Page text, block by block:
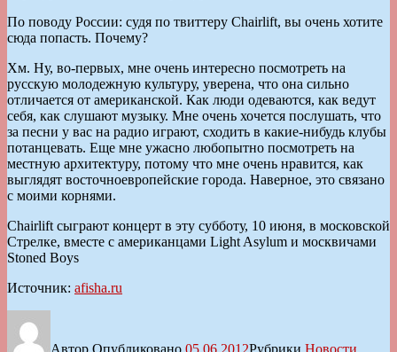
По поводу России: судя по твиттеру Chairlift, вы очень хотите
сюда попасть. Почему?
Хм. Ну, во-первых, мне очень интересно посмотреть на
русскую молодежную культуру, уверена, что она сильно
отличается от американской. Как люди одеваются, как ведут
себя, как слушают музыку. Мне очень хочется послушать, что
за песни у вас на радио играют, сходить в какие-нибудь клубы
потанцевать. Еще мне ужасно любопытно посмотреть на
местную архитектуру, потому что мне очень нравится, как
выглядят восточноевропейские города. Наверное, это связано
с моими корнями.
Chairlift сыграют концерт в эту субботу, 10 июня, в московской
Стрелке, вместе с американцами Light Asylum и москвичами
Stoned Boys
Источник: afisha.ru
Автор Опубликовано 05.06.2012Рубрики Новости